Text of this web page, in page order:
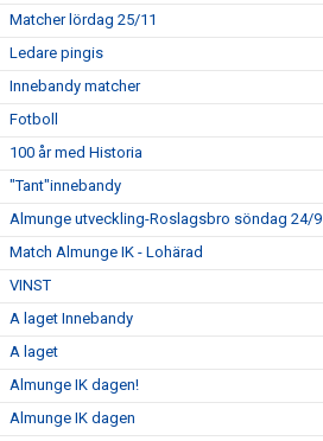
Matcher lördag 25/11
Ledare pingis
Innebandy matcher
Fotboll
100 år med Historia
"Tant"innebandy
Almunge utveckling-Roslagsbro söndag 24/9
Match Almunge IK - Lohärad
VINST
A laget Innebandy
A laget
Almunge IK dagen!
Almunge IK dagen